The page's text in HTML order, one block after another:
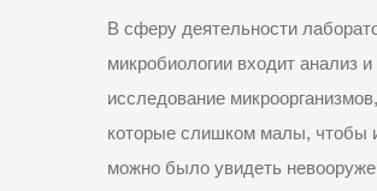
В сферу деятельности
микробиологии входит анализ и
исследование микроорганизмов,
которые слишком малы, чтобы
можно было увидеть